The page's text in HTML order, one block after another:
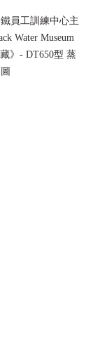
員工訓練中心主
Water Museum
》- DT650型 蒸